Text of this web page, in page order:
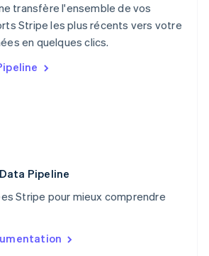
transfère l'ensemble de vos
Stripe les plus récents vers votre
en quelques clics.
Pipeline
Stripe pour mieux comprendre